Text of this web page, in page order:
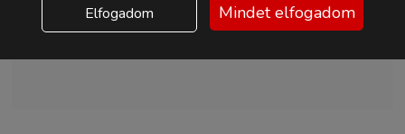
Elfogadom Mindet elfogadom